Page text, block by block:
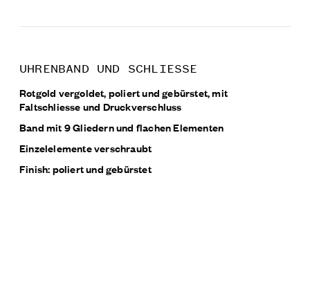
UHRENBAND UND SCHLIESSE
Rotgold vergoldet, poliert und gebürstet, mit
Faltschliesse und Druckverschluss
Band mit 9 Gliedern und flachen Elementen
Einzelelemente verschraubt
Finish: poliert und gebürstet